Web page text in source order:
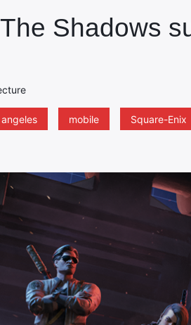
Shadows
angeles mobile Square-Enix